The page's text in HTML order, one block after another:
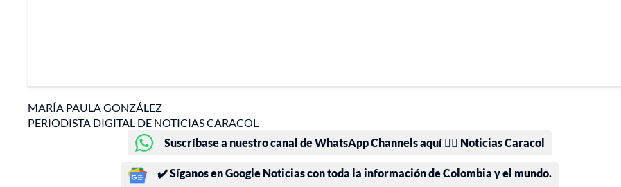
MARÍA PAULA GONZÁLEZ
PERIODISTA DIGITAL DE NOTICIAS CARACOL
Suscríbase a nuestro canal de WhatsApp Channels aquí 👉🏻 Noticias Caracol
✔️ Síganos en Google Noticias con toda la información de Colombia y el mundo.